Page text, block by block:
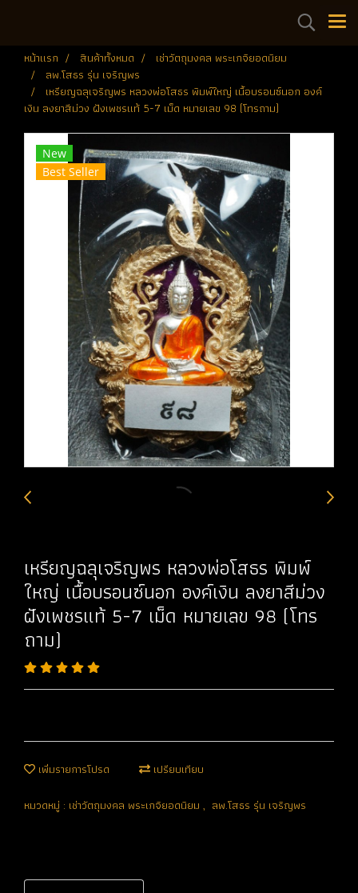
หน้าแรก สินค้าทั้งหมด
เช่าวัตถุมงคล พระเกจิยอดนิยม
ลพ.โสธร รุ่น เจริญพร
เหรียญฉลุเจริญพร หลวงพ่อโสธร พิมพ์ใหญ่ เนื้อบรอนซ์นอก องค์
เงิน ลงยาสีม่วง ฝังเพชรแท้ 5-7 เม็ด หมายเลข 98 (โทรถาม)
New
Best Seller
เหรียญฉลุเจริญพร หลวงพ่อโสธร พิมพ์
ใหญ่ เนื้อบรอนซ์นอก องค์เงิน ลงยาสีม่วง
ฝังเพชรแท้ 5-7 เม็ด หมายเลข 98 (โทร
ถาม)
เพิ่มรายการโปรด เปรียบเทียบ
หมวดหมู่ : เช่าวัตถุมงคล พระเกจิยอดนิยม , ลพ.โสธร รุ่น เจริญพร